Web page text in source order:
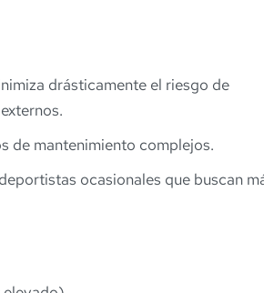
drásticamente el riesgo de
de mantenimiento complejos.
ocasionales que buscan